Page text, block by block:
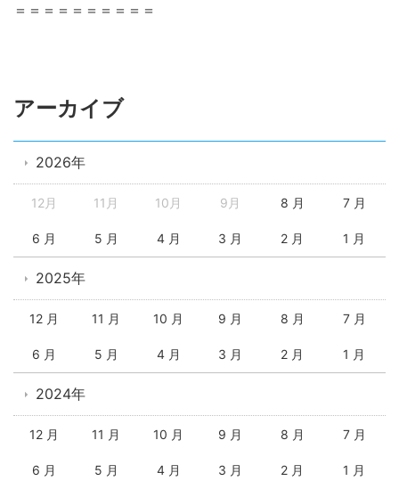
＝＝＝＝＝＝＝＝＝＝
アーカイブ
2026年
12月 11月 10月 9月 8 月 7 月
6 月 5 月 4 月 3 月 2 月 1 月
2025年
12 月 11 月 10 月 9 月 8 月 7 月
6 月 5 月 4 月 3 月 2 月 1 月
2024年
12 月 11 月 10 月 9 月 8 月 7 月
6 月 5 月 4 月 3 月 2 月 1 月